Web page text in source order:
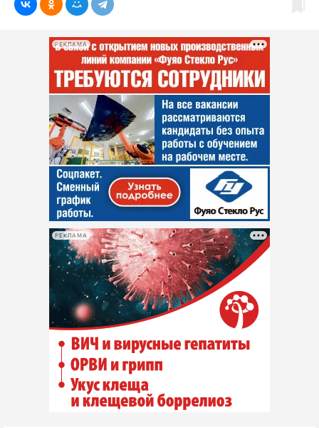
РЕКЛАМА
РЕКЛАМА